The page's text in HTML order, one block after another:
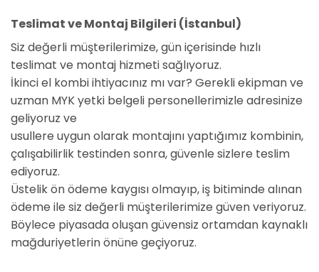
Teslimat ve Montaj Bilgileri (İstanbul)
Siz değerli müşterilerimize, gün içerisinde hızlı
teslimat ve montaj hizmeti sağlıyoruz.
İkinci el kombi ihtiyacınız mı var? Gerekli ekipman ve
uzman MYK yetki belgeli personellerimizle adresinize
geliyoruz ve
usullere uygun olarak montajını yaptığımız kombinin,
çalışabilirlik testinden sonra, güvenle sizlere teslim
ediyoruz.
Üstelik ön ödeme kaygısı olmayıp, iş bitiminde alınan
ödeme ile siz değerli müşterilerimize güven veriyoruz.
Böylece piyasada oluşan güvensiz ortamdan kaynaklı
mağduriyetlerin önüne geçiyoruz.